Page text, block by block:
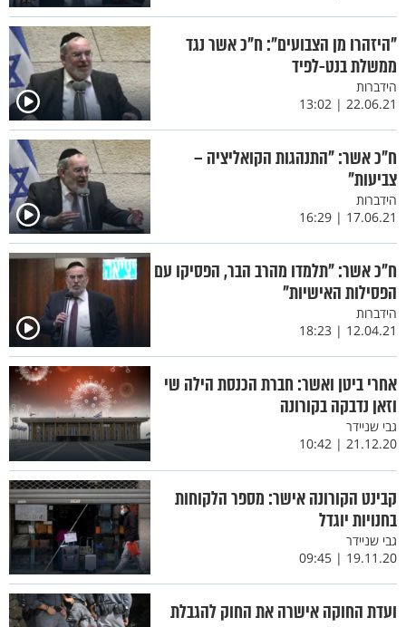
"היזהרו מן הצבועים": ח"כ אשר נגד
ממשלת בנט-לפיד
הידברות
22.06.21 | 13:02
ח"כ אשר: "התנהגות הקואליציה –
צביעות"
הידברות
17.06.21 | 16:29
ח"כ אשר: "תלמדו מהרב הבר, הפסיקו עם
הפסילות האישיות"
הידברות
12.04.21 | 18:23
אחרי ביטן ואשר: חברת הכנסת הילה שי
וזאן נדבקה בקורונה
גבי שניידר
21.12.20 | 10:42
קבינט הקורונה אישר: מספר הלקוחות
בחנויות יוגדל
גבי שניידר
19.11.20 | 09:45
ועדת החוקה אישרה את החוק להגבלת